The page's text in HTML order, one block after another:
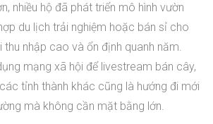
nhiều hộ đã phát triển mô hình vườn
du lịch trải nghiệm hoặc bán sỉ cho
thu nhập cao và ổn định quanh năm.
mạng xã hội để livestream bán cây,
tỉnh thành khác cũng là hướng đi mới
mà không cần mặt bằng lớn.